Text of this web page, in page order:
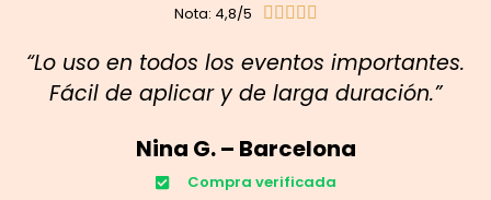
Nota: 4,8/5
    
“Lo uso en todos los eventos importantes.
Fácil de aplicar y de larga duración.”
Nina G. – Barcelona
Compra verificada